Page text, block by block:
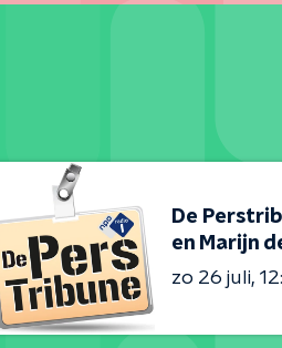
De
en Marijn
zo 26 juli